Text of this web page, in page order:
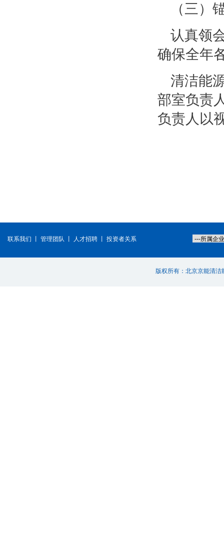
（三）
认真领
确保全年
清洁能
部室负责
负责人以
联系我们 管理团队 人才招聘 投资者关系
版权所有：北京京能清